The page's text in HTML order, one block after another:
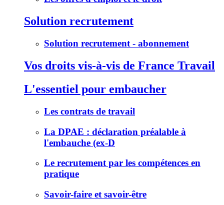
Solution recrutement
Solution recrutement - abonnement
Vos droits vis-à-vis de France Travail
L'essentiel pour embaucher
Les contrats de travail
La DPAE : déclaration préalable à
l'embauche (ex-D
Le recrutement par les compétences en
pratique
Savoir-faire et savoir-être